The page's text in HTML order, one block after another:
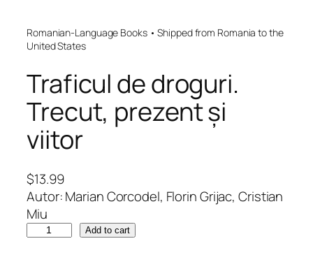
Romanian-Language Books • Shipped from Romania to the
United States
Traficul de droguri.
Trecut, prezent și
viitor
$13.99
Autor: Marian Corcodel, Florin Grijac, Cristian
Miu
Add to cart